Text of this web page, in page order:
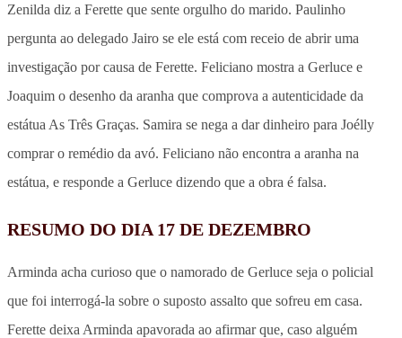
Zenilda diz a Ferette que sente orgulho do marido. Paulinho
pergunta ao delegado Jairo se ele está com receio de abrir uma
investigação por causa de Ferette. Feliciano mostra a Gerluce e
Joaquim o desenho da aranha que comprova a autenticidade da
estátua As Três Graças. Samira se nega a dar dinheiro para Joélly
comprar o remédio da avó. Feliciano não encontra a aranha na
estátua, e responde a Gerluce dizendo que a obra é falsa.
RESUMO DO DIA 17 DE DEZEMBRO
Arminda acha curioso que o namorado de Gerluce seja o policial
que foi interrogá-la sobre o suposto assalto que sofreu em casa.
Ferette deixa Arminda apavorada ao afirmar que, caso alguém